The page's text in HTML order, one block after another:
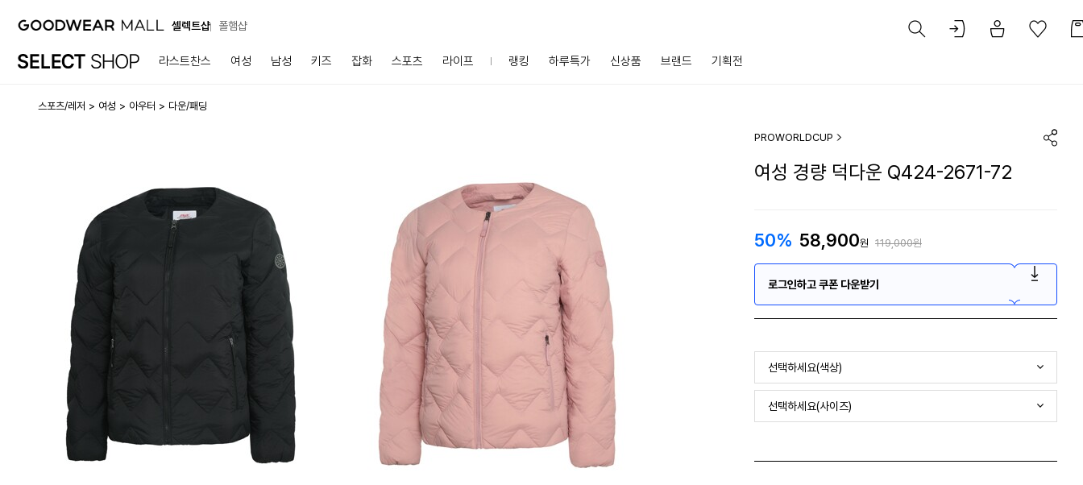
셀렉트샵 폴햄샵
라스트찬스 여성 남성 키즈 잡화 스포츠 라이프 랭킹 하루특가 신상품 브랜드 기획전
스포츠/레저 여성 아우터 다운/패딩
PROWORLDCUP
여성 경량 덕다운 Q424-2671-72
50% 58,900원 119,000원
로그인하고 쿠폰 다운받기
선택하세요(색상)
선택하세요(사이즈)